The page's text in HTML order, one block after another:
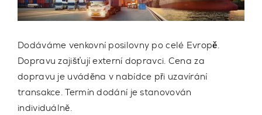
Dodáváme venkovní posilovny po celé Evropě.
Dopravu zajišťují externí dopravci. Cena za
dopravu je uváděna v nabídce při uzavírání
transakce. Termín dodání je stanovován
individuálně.